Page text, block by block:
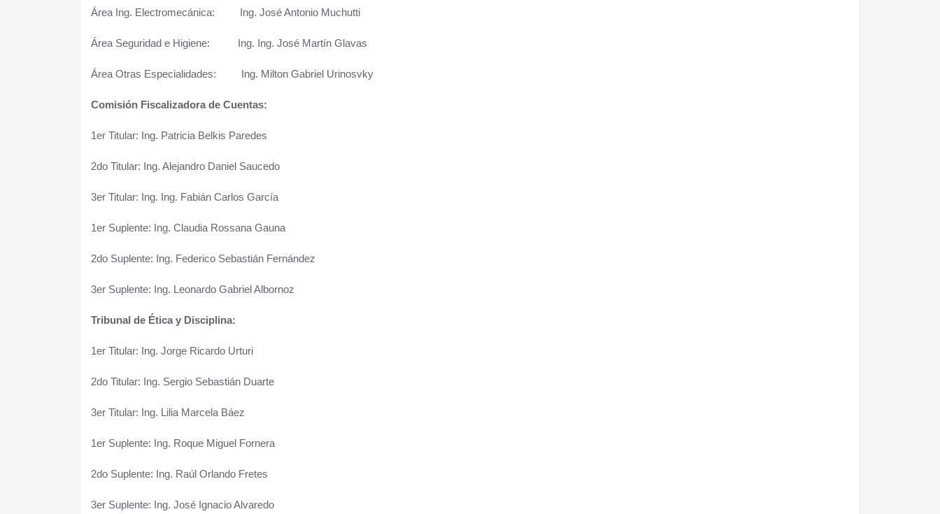
Área Ing. Electromecánica: Ing. José Antonio Muchutti
Área Seguridad e Higiene: Ing. Ing. José Martín Glavas
Área Otras Especialidades: Ing. Milton Gabriel Urinosvky
Comisión Fiscalizadora de Cuentas:
1er Titular: Ing. Patricia Belkis Paredes
2do Titular: Ing. Alejandro Daniel Saucedo
3er Titular: Ing. Ing. Fabián Carlos García
1er Suplente: Ing. Claudia Rossana Gauna
2do Suplente: Ing. Federico Sebastián Fernández
3er Suplente: Ing. Leonardo Gabriel Albornoz
Tribunal de Ética y Disciplina:
1er Titular: Ing. Jorge Ricardo Urturi
2do Titular: Ing. Sergio Sebastián Duarte
3er Titular: Ing. Lilia Marcela Báez
1er Suplente: Ing. Roque Miguel Fornera
2do Suplente: Ing. Raúl Orlando Fretes
3er Suplente: Ing. José Ignacio Alvaredo